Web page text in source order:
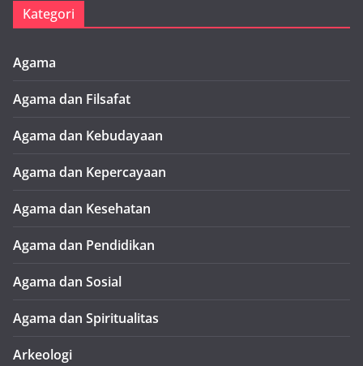
Kategori
Agama
Agama dan Filsafat
Agama dan Kebudayaan
Agama dan Kepercayaan
Agama dan Kesehatan
Agama dan Pendidikan
Agama dan Sosial
Agama dan Spiritualitas
Arkeologi